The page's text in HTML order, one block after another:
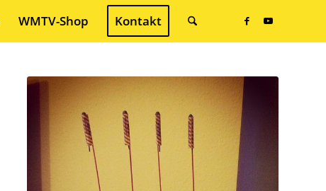
WMTV-Shop Kontakt